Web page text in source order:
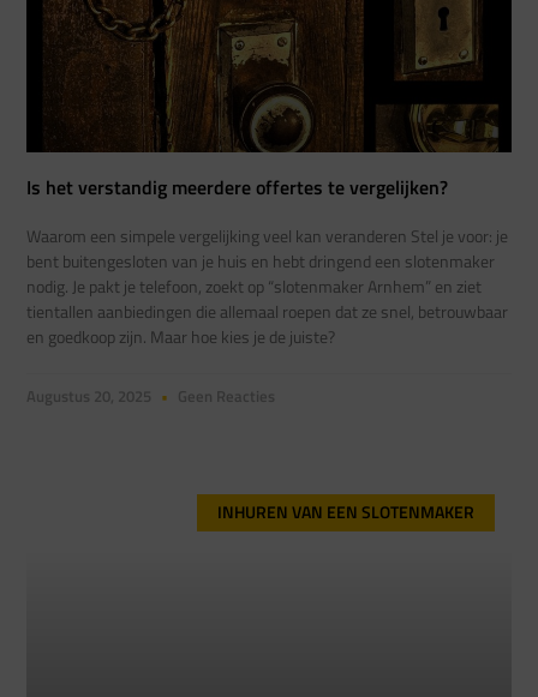
Is het verstandig meerdere offertes te vergelijken?
Waarom een simpele vergelijking veel kan veranderen Stel je voor: je
bent buitengesloten van je huis en hebt dringend een slotenmaker
nodig. Je pakt je telefoon, zoekt op “slotenmaker Arnhem” en ziet
tientallen aanbiedingen die allemaal roepen dat ze snel, betrouwbaar
en goedkoop zijn. Maar hoe kies je de juiste?
Augustus 20, 2025 Geen Reacties
INHUREN VAN EEN SLOTENMAKER